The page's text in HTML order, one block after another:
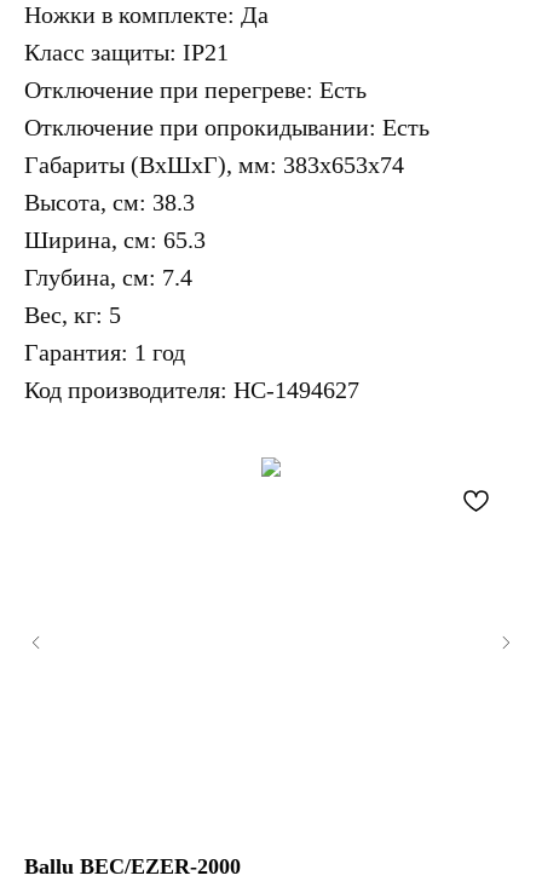
Ножки в комплекте: Да
Класс защиты: IP21
Отключение при перегреве: Есть
Отключение при опрокидывании: Есть
Габариты (ВхШхГ), мм: 383х653х74
Высота, см: 38.3
Ширина, см: 65.3
Глубина, см: 7.4
Вес, кг: 5
Гарантия: 1 год
Код производителя: НС-1494627
Ballu BEC/EZER-2000